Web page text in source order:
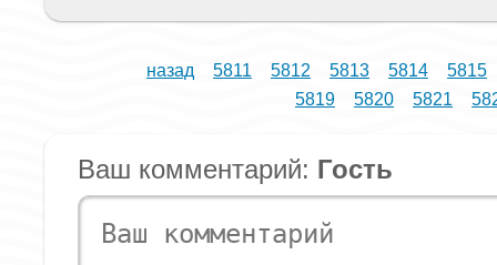
назад 5811 5812 5813 5814
5815
5819
5820 5821
Ваш комментарий: Гость